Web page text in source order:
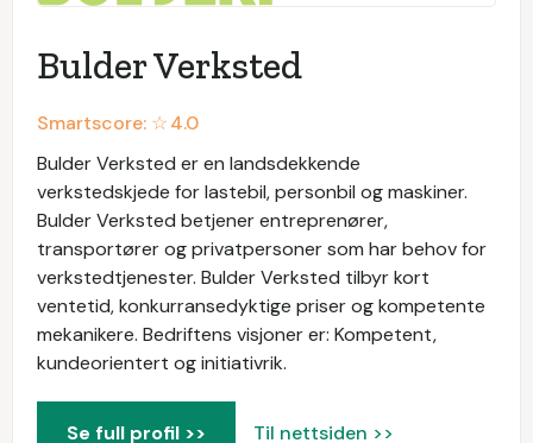
Bulder Verksted
Smartscore: ☆4.0
Bulder Verksted er en landsdekkende
verkstedskjede for lastebil, personbil og maskiner.
Bulder Verksted betjener entreprenører,
transportører og privatpersoner som har behov for
verkstedtjenester. Bulder Verksted tilbyr kort
ventetid, konkurransedyktige priser og kompetente
mekanikere. Bedriftens visjoner er: Kompetent,
kundeorientert og initiativrik.
Se full profil >> Til nettsiden >>